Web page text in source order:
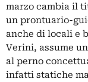
marzo cambia il
un prontuario-
anche di locali e
Verini, assume
al perno
infatti statiche